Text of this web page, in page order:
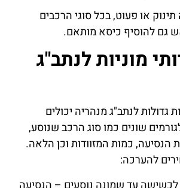
או פעוט, בכל סוגי הרכבים
להוסיף כיסא מותאם.
מוניות לנתב"ג
גדולות לנתב"ג מנהריה יכולים
שונים כמו סוג הרכב שנוסע,
כמות המזוודות וכן הלאה.
להערכה: